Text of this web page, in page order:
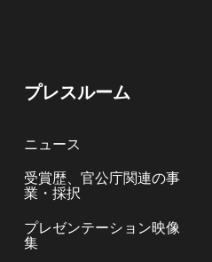
プレスルーム
ニュース
受賞歴、官公庁関連の事
業・採択
プレゼンテーション映像
集